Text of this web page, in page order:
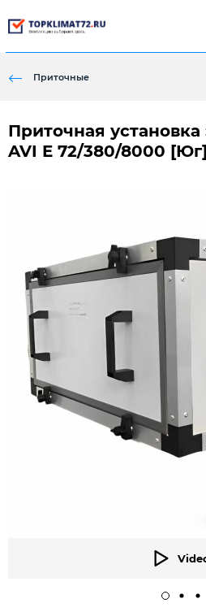
Приточные
Приточная установка
AVI E 72/380/8000 [Юг]